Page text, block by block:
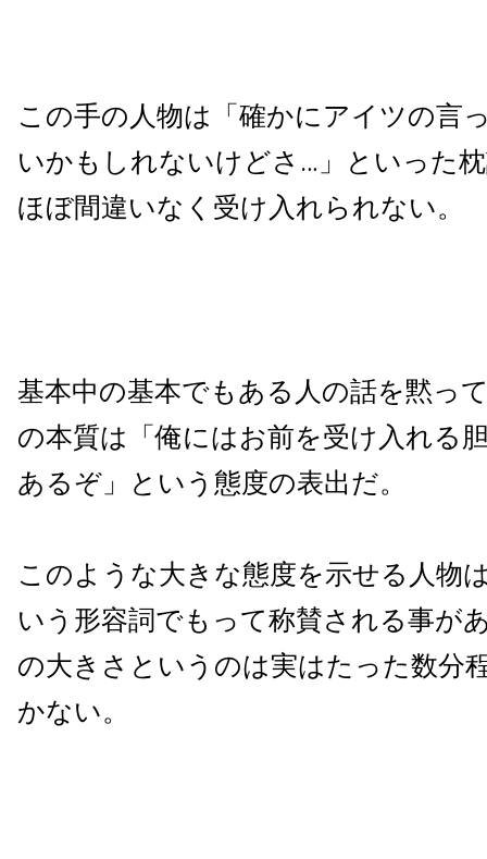
この手の人物は「確かにアイツの言
いかもしれないけどさ…」といった
ほぼ間違いなく受け入れられない。
基本中の基本でもある人の話を黙っ
の本質は「俺にはお前を受け入れる
あるぞ」という態度の表出だ。
このような大きな態度を示せる人物
いう形容詞でもって称賛される事が
の大きさというのは実はたった数分
かない。